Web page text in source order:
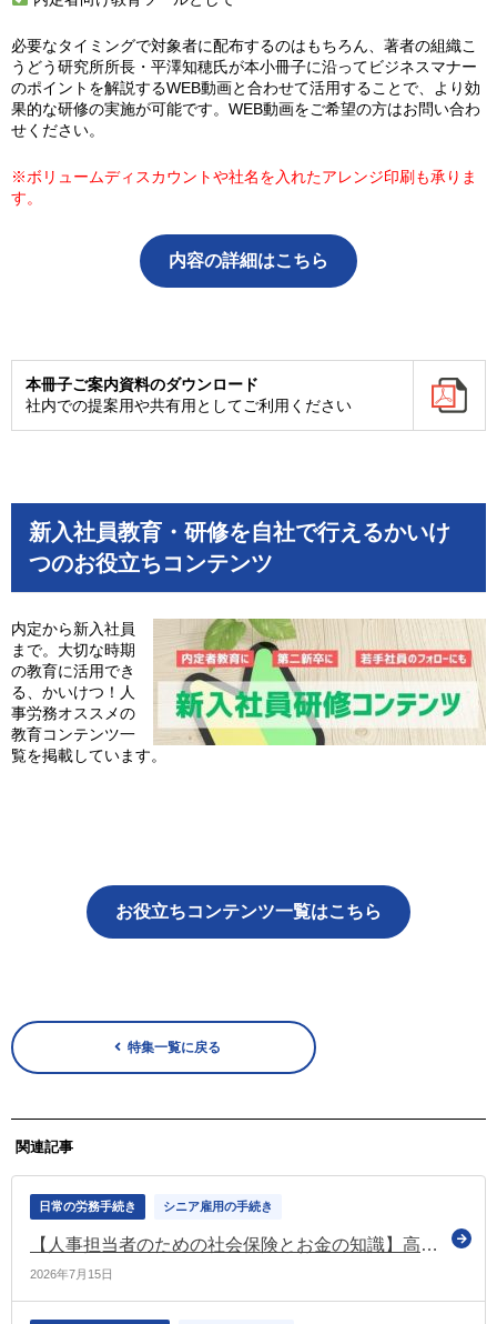
必要なタイミングで対象者に配布するのはもちろん、著者の組織こ
うどう研究所所長・平澤知穂氏が本小冊子に沿ってビジネスマナー
のポイントを解説するWEB動画と合わせて活用することで、より効
果的な研修の実施が可能です。WEB動画をご希望の方はお問い合わ
せください。
※ボリュームディスカウントや社名を入れたアレンジ印刷も承りま
す。
内容の詳細はこちら
本冊子ご案内資料のダウンロード
社内での提案用や共有用としてご利用ください
新入社員教育・研修を自社で行えるかいけ
つのお役立ちコンテンツ
内定から新入社員
まで。大切な時期
の教育に活用でき
る、かいけつ！人
事労務オススメの
教育コンテンツ一
覧を掲載しています。
お役立ちコンテンツ一覧はこちら
特集一覧に戻る
関連記事
日常の労務手続き シニア雇用の手続き
【人事担当者のための社会保険とお金の知識】高年齢再就職給付金
2026年7月15日